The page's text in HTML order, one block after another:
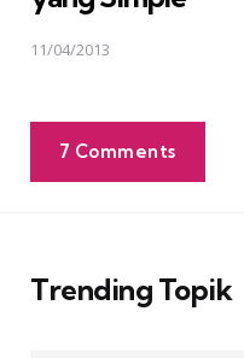
11/04/2013
7 Comments
Trending Topik